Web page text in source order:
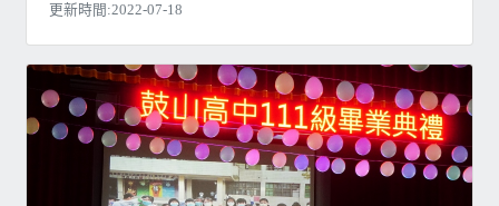
更新時間:2022-07-18